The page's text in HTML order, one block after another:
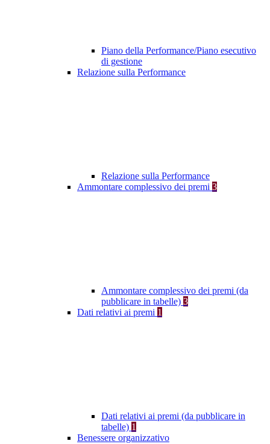
Piano della Performance/Piano esecutivo
di gestione
Relazione sulla Performance
Relazione sulla Performance
Ammontare complessivo dei premi 3
Ammontare complessivo dei premi (da
pubblicare in tabelle) 3
Dati relativi ai premi 1
Dati relativi ai premi (da pubblicare in
tabelle) 1
Benessere organizzativo